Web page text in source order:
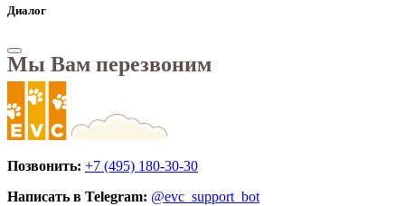
Диалог
Мы Вам перезвоним
Позвонить: +7 (495) 180-30-30
Написать в Telegram: @evc_support_bot